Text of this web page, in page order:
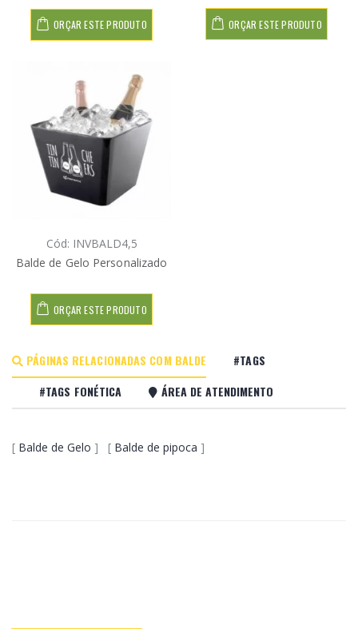
ORÇAR ESTE PRODUTO ORÇAR ESTE PRODUTO
Cód: INVBALD4,5
Balde de Gelo Personalizado
ORÇAR ESTE PRODUTO
PÁGINAS RELACIONADAS COM BALDE
#TAGS
#TAGS FONÉTICA
ÁREA DE ATENDIMENTO
[ Balde de Gelo ] [ Balde de pipoca ]